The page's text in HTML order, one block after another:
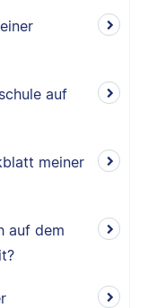
auf
meiner
auf dem